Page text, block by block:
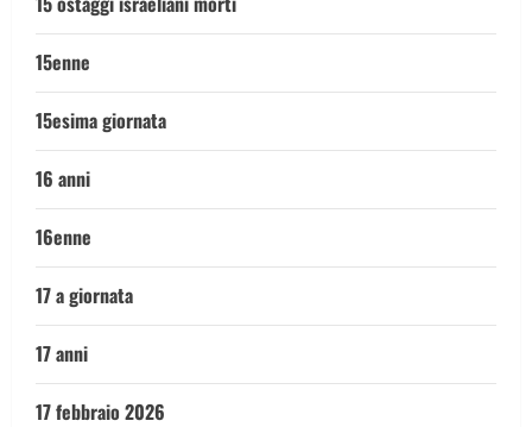
15enne
15esima giornata
16 anni
16enne
17 a giornata
17 anni
17 febbraio 2026